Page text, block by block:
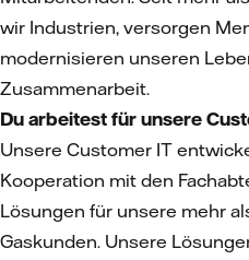
wir Industrien, versorgen
modernisieren unseren
Zusammenarbeit.
Du arbeitest für unsere
Unsere Customer IT
Kooperation mit den
Lösungen für unsere mehr
Gaskunden. Unsere